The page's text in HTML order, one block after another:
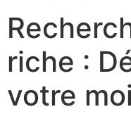
riche :
votre